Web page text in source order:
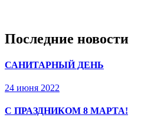
Последние новости
САНИТАРНЫЙ ДЕНЬ
24 июня 2022
С ПРАЗДНИКОМ 8 МАРТА!